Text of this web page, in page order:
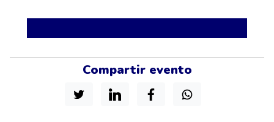
Compartir evento